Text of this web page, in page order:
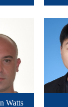
Watts